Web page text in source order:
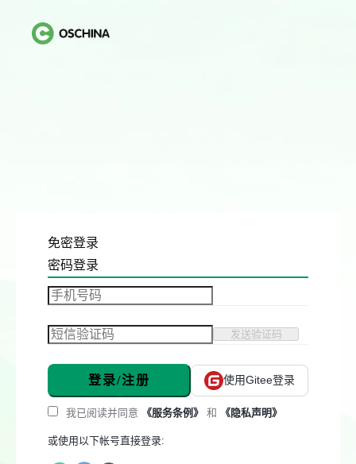
免密登录
密码登录
发送验证码
登录/注册 使用Gitee登录
我已阅读并同意 《服务条例》 和 《隐私声明》
或使用以下帐号直接登录: